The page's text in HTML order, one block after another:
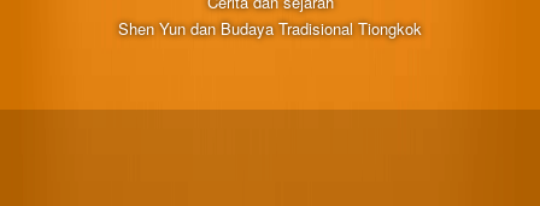
Shen Yun dan Budaya Tradisional Tiongkok